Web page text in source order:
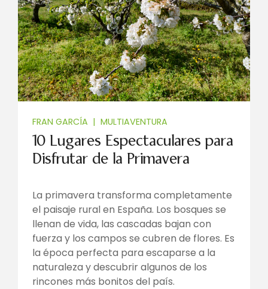
FRAN GARCÍA | MULTIAVENTURA
10 Lugares Espectaculares para
Disfrutar de la Primavera
La primavera transforma completamente
el paisaje rural en España. Los bosques se
llenan de vida, las cascadas bajan con
fuerza y los campos se cubren de flores. Es
la época perfecta para escaparse a la
naturaleza y descubrir algunos de los
rincones más bonitos del país.